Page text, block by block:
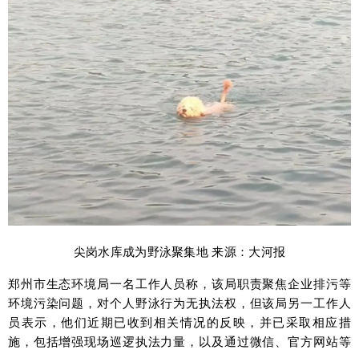
尖岗水库成为野泳聚集地 来源：大河报
郑州市生态环境局一名工作人员称，该局职责聚焦企业排污等
环境污染问题，对个人野泳行为无执法权，但该局另一工作人
员表示，他们近期已收到相关情况的反映，并已采取相应措
施，包括增强现场巡逻执法力量，以及通过微信、官方网站等